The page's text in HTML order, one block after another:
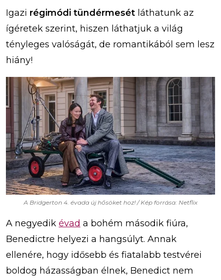
Igazi régimódi tündérmesét láthatunk az
ígéretek szerint, hiszen láthatjuk a világ
tényleges valóságát, de romantikából sem lesz
hiány!
A Bridgerton 4. évada új hősöket hoz! / Kép forrása: Netflix
A negyedik évad a bohém második fiúra,
Benedictre helyezi a hangsúlyt. Annak
ellenére, hogy idősebb és fiatalabb testvérei
boldog házasságban élnek, Benedict nem